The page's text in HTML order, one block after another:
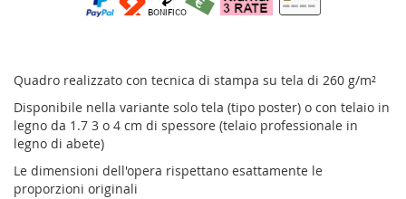
Quadro realizzato con tecnica di stampa su tela di 260 g/m²
Disponibile nella variante solo tela (tipo poster) o con telaio in
legno da 1.7 3 o 4 cm di spessore (telaio professionale in
legno di abete)
Le dimensioni dell'opera rispettano esattamente le
proporzioni originali